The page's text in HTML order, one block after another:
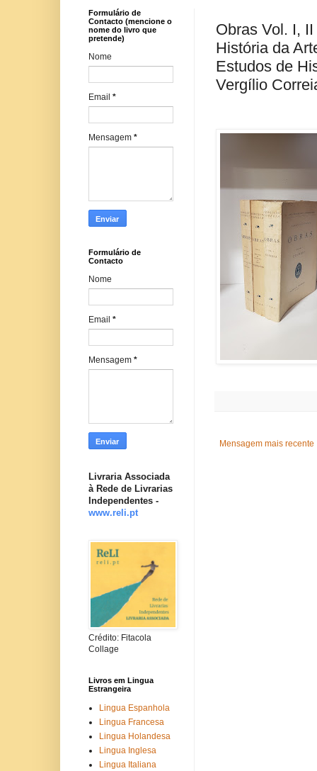
Obras Vol. I,
História da
Estudos de
Vergílio
Mensagem mais recente
Formulário de
Contacto (mencione o
nome do livro que
pretende)
Nome
Email *
Mensagem *
Formulário de
Contacto
Nome
Email *
Mensagem *
Livraria Associada
à Rede de Livrarias
Independentes -
www.reli.pt
Crédito: Fitacola
Collage
Livros em Lingua
Estrangeira
Lingua Espanhola
Lingua Francesa
Lingua Holandesa
Lingua Inglesa
Lingua Italiana